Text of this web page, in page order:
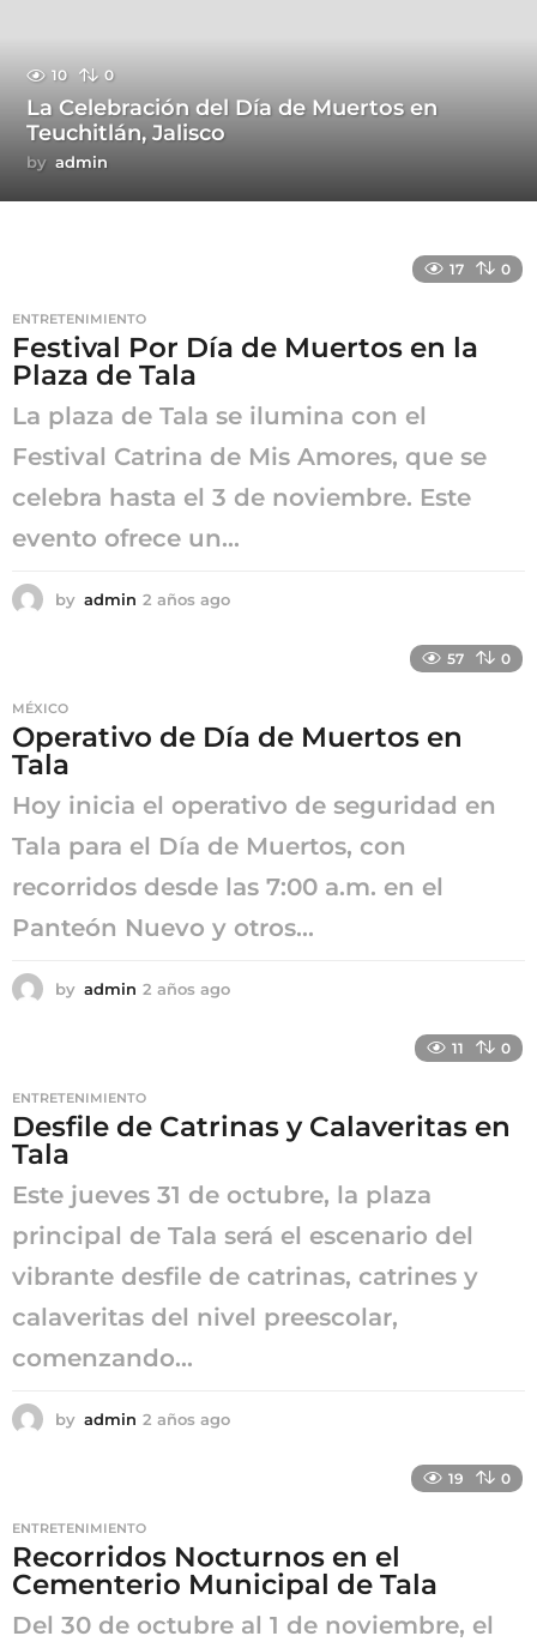
10 0
La Celebración del Día de Muertos en
Teuchitlán, Jalisco
by admin
17 0
ENTRETENIMIENTO
Festival Por Día de Muertos en la
Plaza de Tala
La plaza de Tala se ilumina con el
Festival Catrina de Mis Amores, que se
celebra hasta el 3 de noviembre. Este
evento ofrece un...
by admin 2 años ago
g
57 0
MÉXICO
Operativo de Día de Muertos en
Tala
Hoy inicia el operativo de seguridad en
Tala para el Día de Muertos, con
recorridos desde las 7:00 a.m. en el
Panteón Nuevo y otros...
by admin 2 años ago
g
11 0
ENTRETENIMIENTO
Desfile de Catrinas y Calaveritas en
Tala
Este jueves 31 de octubre, la plaza
principal de Tala será el escenario del
vibrante desfile de catrinas, catrines y
calaveritas del nivel preescolar,
comenzando...
by admin 2 años ago
g
o
19 0
ENTRETENIMIENTO
Recorridos Nocturnos en el
Cementerio Municipal de Tala
Del 30 de octubre al 1 de noviembre, el